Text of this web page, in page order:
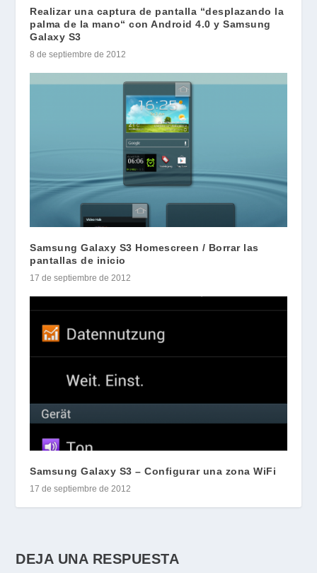
Realizar una captura de pantalla “desplazando la
palma de la mano“ con Android 4.0 y Samsung
Galaxy S3
8 de septiembre de 2012
Samsung Galaxy S3 Homescreen / Borrar las
pantallas de inicio
17 de septiembre de 2012
Samsung Galaxy S3 – Configurar una zona WiFi
17 de septiembre de 2012
DEJA UNA RESPUESTA